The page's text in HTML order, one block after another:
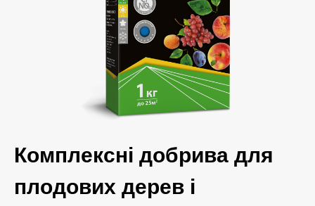
Комплексні добрива для
плодових дерев і